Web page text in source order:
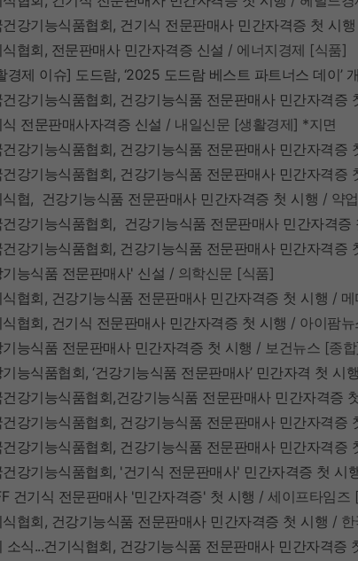
강기능식품협회, 건기식 전문판매사 민간자격증 첫 시행
식협회, 전문판매사 민간자격증 신설 / 에너지경제 [식품]
경제 이슈] 도드람, ‘2025 도드람 베스트 파트너스 데이’
강기능식품협회, 건강기능식품 전문판매사 민간자격증
전문판매사자격증 신설 / 내일신문 [생활경제] *지면
강기능식품협회, 건강기능식품 전문판매사 민간자격증
강기능식품협회, 건강기능식품 전문판매사 민간자격증
협,
건강기능식품 전문판매사 민간자격증 첫 시행 / 약
강기능식품협회,
건강기능식품 전문판매사 민간자격증
강기능식품협회, 건강기능식품 전문판매사 민간자격증
기능식품 전문판매사' 신설 / 의학신문 [식품]
식협회, 건강기능식품 전문판매사 민간자격증 첫 시행 /
식협회, 건기식 전문판매사 민간자격증 첫 시행 / 아이팜뉴
기능식품 전문판매사 민간자격증 첫 시행 / 보건뉴스 [종합
기능식품협회, ‘건강기능식품 전문판매사’ 민간자격 첫 시행
강기능식품협회,건강기능식품 전문판매사 민간자격증
강기능식품협회, 건강기능식품 전문판매사 민간자격증
강기능식품협회, 건강기능식품 전문판매사 민간자격증
강기능식품협회, '건기식 전문판매사' 민간자격증 첫 시
건기식 전문판매사 '민간자격증' 첫 시행 /세이프타임즈 [
식협회, 건강기능식품 전문판매사 민간자격증 첫 시행 /
소식...건기식협회, 건강기능식품 전문판매사 민간자격증